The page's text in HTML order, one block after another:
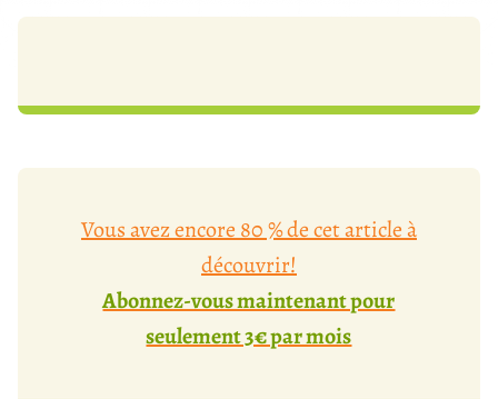
Vous avez encore 80 % de cet article à
découvrir!
Abonnez-vous maintenant pour
seulement 3€ par mois